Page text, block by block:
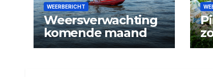
WEERBERICHT
Weersverwachting
komende maand